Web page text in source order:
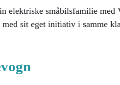
elektriske småbilsfamilie
sit eget initiativ i samme